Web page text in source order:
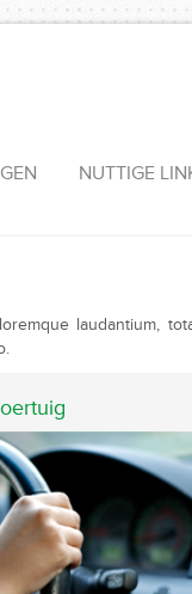
NUTTIGE
laudantium,